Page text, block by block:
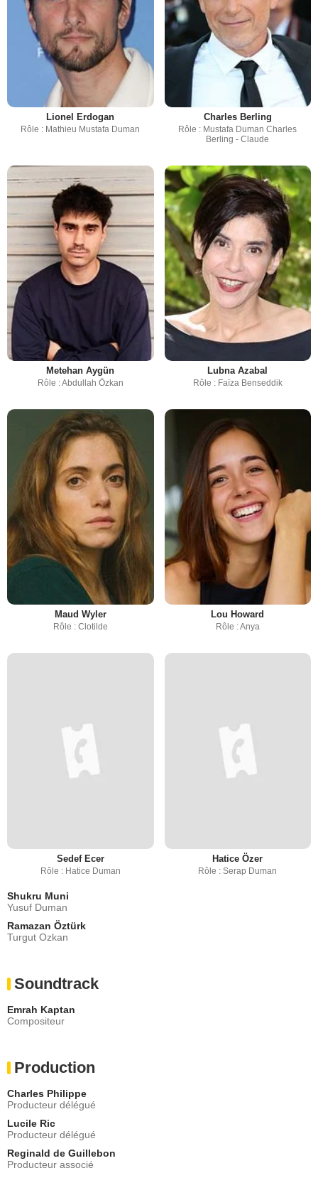
Lionel Erdogan
Rôle : Mathieu Mustafa Duman
Charles Berling
Rôle : Mustafa Duman Charles
Berling - Claude
Metehan Aygün
Rôle : Abdullah Özkan
Lubna Azabal
Rôle : Faïza Benseddik
Maud Wyler
Rôle : Clotilde
Lou Howard
Rôle : Anya
Sedef Ecer
Rôle : Hatice Duman
Hatice Özer
Rôle : Serap Duman
Shukru Muni
Yusuf Duman
Ramazan Öztürk
Turgut Ozkan
Soundtrack
Emrah Kaptan
Compositeur
Production
Charles Philippe
Producteur délégué
Lucile Ric
Producteur délégué
Reginald de Guillebon
Producteur associé